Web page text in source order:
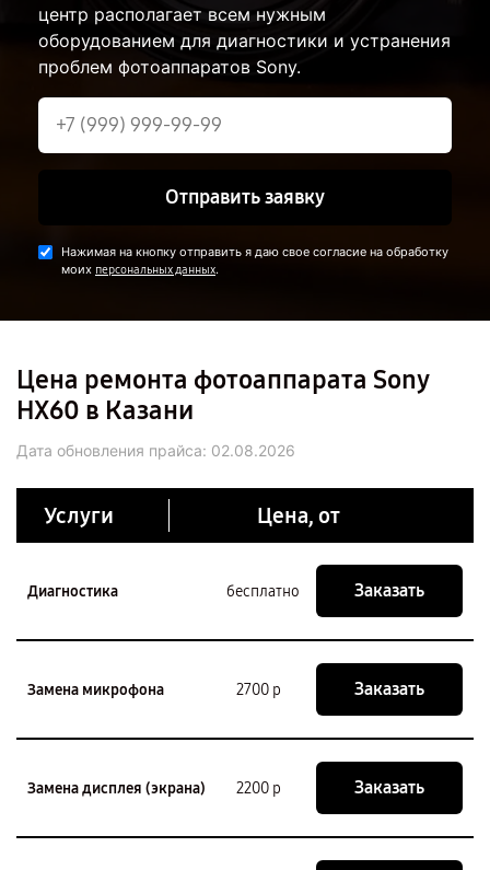
центр располагает всем нужным
оборудованием для диагностики и устранения
проблем фотоаппаратов Sony.
Отправить заявку
Нажимая на кнопку отправить я даю свое согласие на обработку
моих персональных данных.
Цена ремонта фотоаппарата Sony
HX60 в Казани
Дата обновления прайса: 02.08.2026
Услуги Цена, от
Диагностика бесплатно Заказать
Замена микрофона 2700 р Заказать
Замена дисплея (экрана) 2200 р Заказать